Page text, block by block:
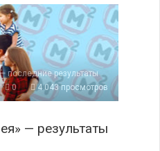
последние результаты
0
4 043 просмотров
— результаты